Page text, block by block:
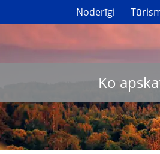
Noderīgi
Ko